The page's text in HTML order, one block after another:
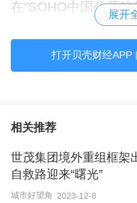
在“SOHO中国公开租
值得注意的是，潘石
于资金流向的猜测。
据SOHO中国方面介
底达到83.4%的平均
北SOHO实现满租、
展开
打开贝壳财经APP
相关推荐
世茂集团境外重组框架
自救路迎来“曙光”
城市好望角 2023-12-8